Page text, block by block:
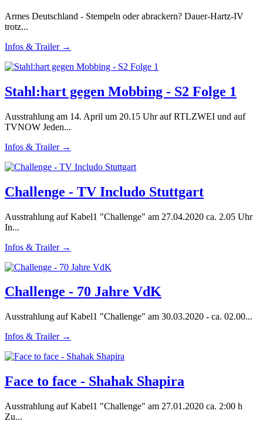
Armes Deutschland - Stempeln oder abrackern? Dauer-Hartz-IV
trotz...
Infos & Trailer →
Stahl:hart gegen Mobbing - S2 Folge 1
Ausstrahlung am 14. April um 20.15 Uhr auf RTLZWEI und auf
TVNOW Jeden...
Infos & Trailer →
Challenge - TV Includo Stuttgart
Ausstrahlung auf Kabel1 "Challenge" am 27.04.2020 ca. 2.05 Uhr
In...
Infos & Trailer →
Challenge - 70 Jahre VdK
Ausstrahlung auf Kabel1 "Challenge" am 30.03.2020 - ca. 02.00...
Infos & Trailer →
Face to face - Shahak Shapira
Ausstrahlung auf Kabel1 "Challenge" am 27.01.2020 ca. 2:00 h
Zu...